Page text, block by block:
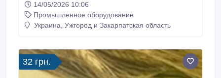
DM200-C. Машина предназначена для выбивания
косточек из свежих плодов вишни, черешни.
Максимальная производительность 80-100 кг/час.
14/05/2026 10:06
Промышленное оборудование
Украина, Ужгород и Закарпатская область
32 грн.